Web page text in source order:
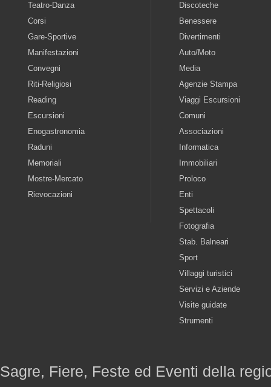
Teatro-Danza
Corsi
Gare-Sportive
Manifestazioni
Convegni
Riti-Religiosi
Reading
Escursioni
Enogastronomia
Raduni
Memoriali
Mostre-Mercato
Rievocazioni
Discoteche
Benessere
Divertimenti
Auto/Moto
Media
Agenzie Stampa
Viaggi Escursioni
Comuni
Associazioni
Informatica
Immobiliari
Proloco
Enti
Spettacoli
Fotografia
Stab. Balneari
Sport
Villaggi turistici
Servizi e Aziende
Visite guidate
Strumenti
Sagre, Fiere, Feste ed Eventi della